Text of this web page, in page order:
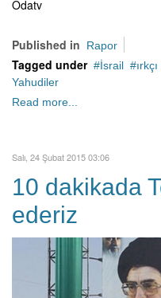
Odatv
Published in Rapor
Tagged under İsrail
Yahudiler
Read more...
Salı, 24 Şubat 2015 03:06
10 dakikada
ederiz